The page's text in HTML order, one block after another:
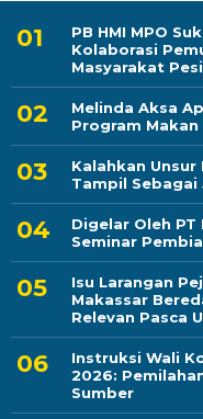
PB HMI MPO
Kolaborasi
Masyarakat
Melinda Aksa
Program
Kalahkan
Tampil Sebagai
Digelar Oleh PT
Seminar
Isu Larangan
Makassar
Relevan Pasca
Instruksi Wali
2026:
Sumber